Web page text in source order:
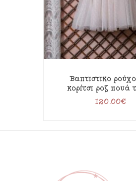
Βαπτιστικό
κορίτσι ροζ πουά
120.00€